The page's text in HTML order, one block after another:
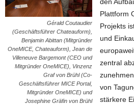
Gérald Coutaudier
(Geschäftsführer Chateauform),
Benjamin Abittan (Mitgründer
OneMICE, Chateauform), Jean de
Villeneuve Bargemont (CEO und
Mitgründer OneMICE), Vinzenz
Graf von Brühl (Co-
Geschäftsführer MICE Portal,
Mitgründer OneMICE) und
Josephine Gräfin von Brühl
Plattform
Projekts
und
zentral
von
stärkere